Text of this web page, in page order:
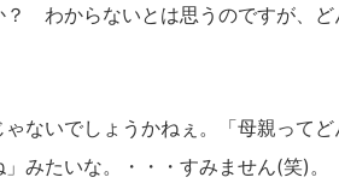
わからないとは思うのですが、ど
ないでしょうかねぇ。「母親って
みたいな。・・・すみません(笑)。